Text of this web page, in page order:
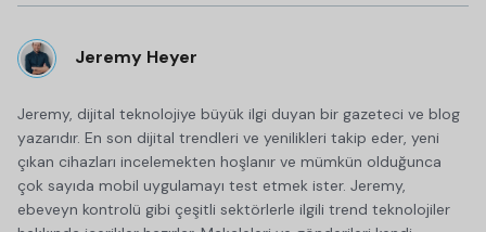
Jeremy Heyer
Jeremy, dijital teknolojiye büyük ilgi duyan bir gazeteci ve blog
yazarıdır. En son dijital trendleri ve yenilikleri takip eder, yeni
çıkan cihazları incelemekten hoşlanır ve mümkün olduğunca
çok sayıda mobil uygulamayı test etmek ister. Jeremy,
ebeveyn kontrolü gibi çeşitli sektörlerle ilgili trend teknolojiler